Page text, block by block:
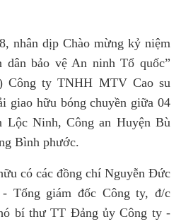
nhân dịp Chào mừng kỷ niệm
dân bảo vệ An ninh Tổ quốc”
Công ty TNHH MTV Cao su
giao hữu bóng chuyền giữa 04
Lộc Ninh, Công an Huyện Bù
Bình phước.
có các đồng chí Nguyễn Đức
giám đốc Công ty, đ/c
bí thư TT Đảng ủy Công ty -